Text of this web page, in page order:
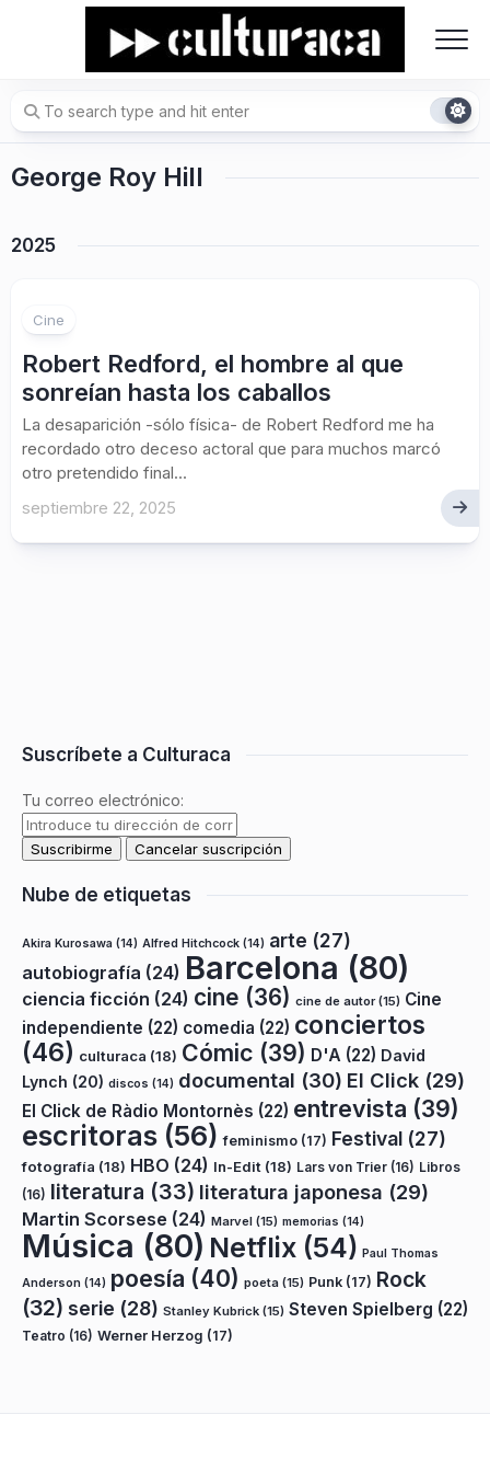
George Roy Hill
2025
Cine
Robert Redford, el hombre al que
sonreían hasta los caballos
La desaparición -sólo física- de Robert Redford me ha
recordado otro deceso actoral que para muchos marcó
otro pretendido final...
septiembre 22, 2025
Suscríbete a Culturaca
Tu correo electrónico:
Nube de etiquetas
Akira Kurosawa (14) Alfred Hitchcock (14) arte (27)
autobiografía (24) Barcelona (80)
ciencia ficción (24) cine (36) cine de autor(15) Cine
independiente (22) comedia (22) conciertos
(46) culturaca (18) Cómic (39) D'A (22) David
Lynch (20) discos (14) documental (30) El Click (29)
El Click de Ràdio Montornès (22) entrevista (39)
escritoras (56) feminismo (17) Festival (27)
fotografía (18) HBO (24) In-Edit (18) Lars von Trier (16) Libros
(16) literatura (33) literatura japonesa (29)
Martin Scorsese (24) Marvel (15) memorias (14)
Música (80) Netflix (54) Paul Thomas
Anderson (14) poesía (40) poeta (15) Punk (17) Rock
(32) serie (28) Stanley Kubrick (15) Steven Spielberg (22)
Teatro (16) Werner Herzog (17)